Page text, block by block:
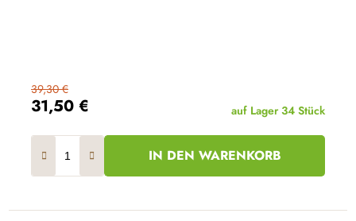
31,50 €
39,30 €
auf Lager 34 Stück
IN DEN WARENKORB